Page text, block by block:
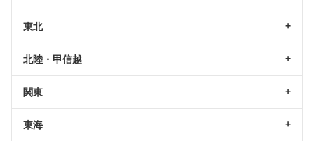
東北
北陸・甲信越
関東
東海